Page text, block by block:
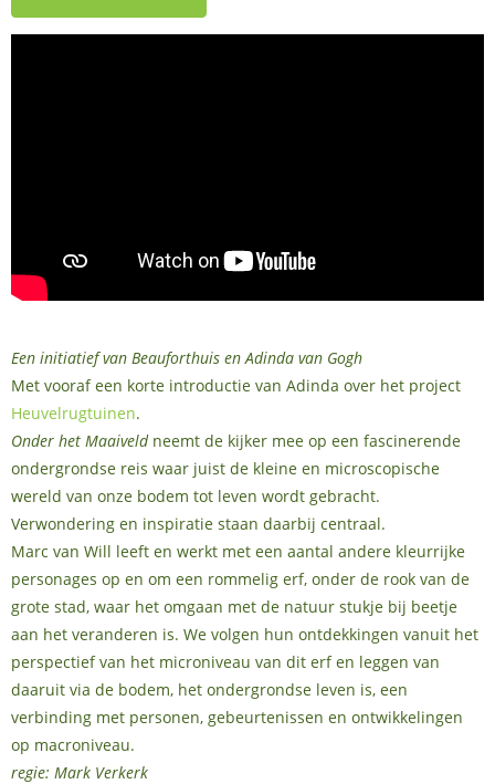
Een initiatief van Beauforthuis en Adinda van Gogh
Met vooraf een korte introductie van Adinda over het project
Heuvelrugtuinen.
Onder het Maaiveldneemt de kijker mee op een fascinerende
ondergrondse reis waar juist de kleine en microscopische
wereld van onze bodem tot leven wordt gebracht.
Verwondering en inspiratie staan daarbij centraal.
Marc van Will leeft en werkt met een aantal andere kleurrijke
personages op en om een rommelig erf, onder de rook van de
grote stad, waar het omgaan met de natuur stukje bij beetje
aan het veranderen is. We volgen hun ontdekkingen vanuit het
perspectief van het microniveau van dit erf en leggen van
daaruit via de bodem, het ondergrondse leven is, een
verbinding met personen, gebeurtenissen en ontwikkelingen
op macroniveau.
regie: Mark Verkerk